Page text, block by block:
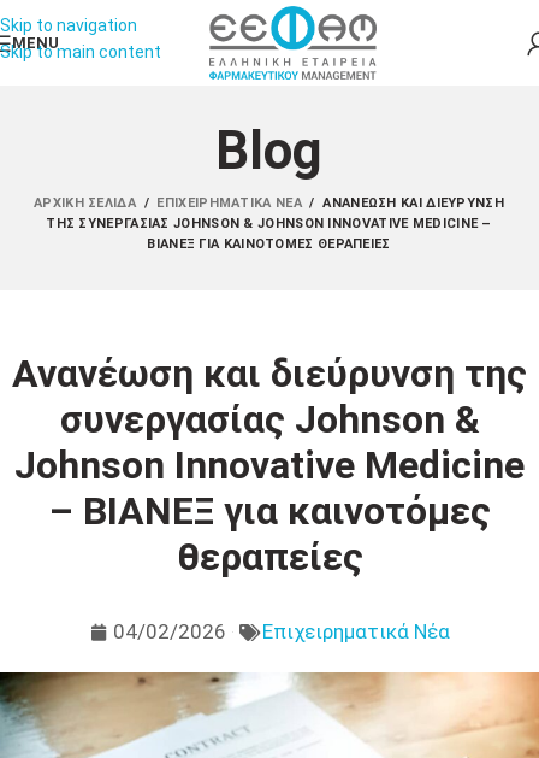
Skip to navigation
Skip to main content
MENU
Blog
ΑΡΧΙΚΉ ΣΕΛΊΔΑ / ΕΠΙΧΕΙΡΗΜΑΤΙΚΆ ΝΈΑ / ΑΝΑΝΈΩΣΗ ΚΑΙ ΔΙΕΎΡΥΝΣΗ
ΤΗΣ ΣΥΝΕΡΓΑΣΊΑΣ JOHNSON & JOHNSON INNOVATIVE MEDICINE –
ΒΙΑΝΕΞ ΓΙΑ ΚΑΙΝΟΤΌΜΕΣ ΘΕΡΑΠΕΊΕΣ
Ανανέωση και διεύρυνση της
συνεργασίας Johnson &
Johnson Innovative Medicine
– ΒΙΑΝΕΞ για καινοτόμες
θεραπείες
04/02/2026 Επιχειρηματικά Νέα